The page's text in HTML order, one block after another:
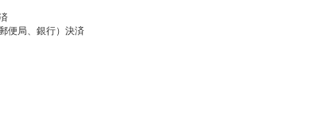
便局、銀行）決済